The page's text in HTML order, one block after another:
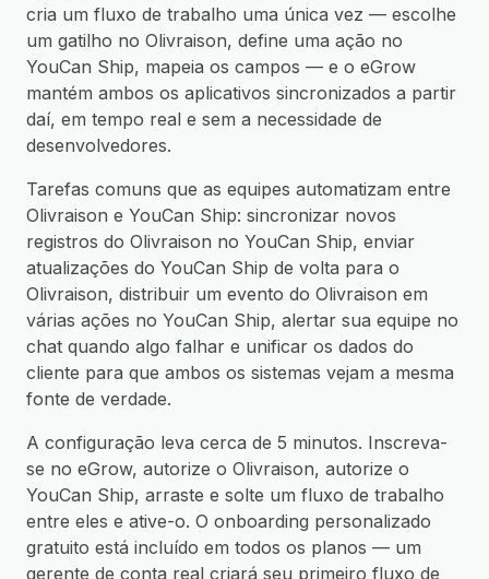
cria um fluxo de trabalho uma única vez — escolhe
um gatilho no Olivraison, define uma ação no
YouCan Ship, mapeia os campos — e o eGrow
mantém ambos os aplicativos sincronizados a partir
daí, em tempo real e sem a necessidade de
desenvolvedores.
Tarefas comuns que as equipes automatizam entre
Olivraison e YouCan Ship: sincronizar novos
registros do Olivraison no YouCan Ship, enviar
atualizações do YouCan Ship de volta para o
Olivraison, distribuir um evento do Olivraison em
várias ações no YouCan Ship, alertar sua equipe no
chat quando algo falhar e unificar os dados do
cliente para que ambos os sistemas vejam a mesma
fonte de verdade.
A configuração leva cerca de 5 minutos. Inscreva-
se no eGrow, autorize o Olivraison, autorize o
YouCan Ship, arraste e solte um fluxo de trabalho
entre eles e ative-o. O onboarding personalizado
gratuito está incluído em todos os planos — um
gerente de conta real criará seu primeiro fluxo de